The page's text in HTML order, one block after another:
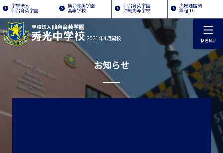
学校法人
仙台育英学園
仙台育英学園
高等学校
仙台育英学園
沖縄高等学校
広域通信制
課程ILC
2021年4月開校
お知らせ